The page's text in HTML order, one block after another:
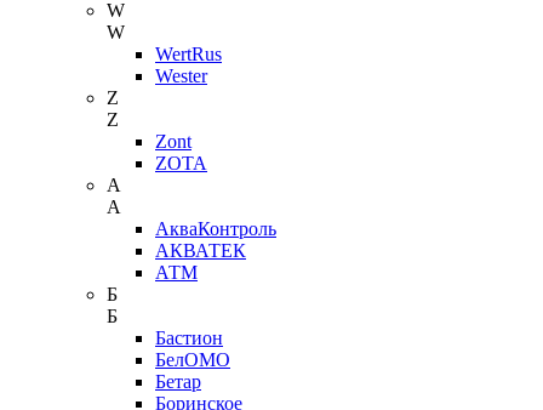
W
W
WertRus
Wester
Z
Z
Zont
ZOTA
А
А
АкваКонтроль
АКВАТЕК
АТМ
Б
Б
Бастион
БелОМО
Бетар
Боринское